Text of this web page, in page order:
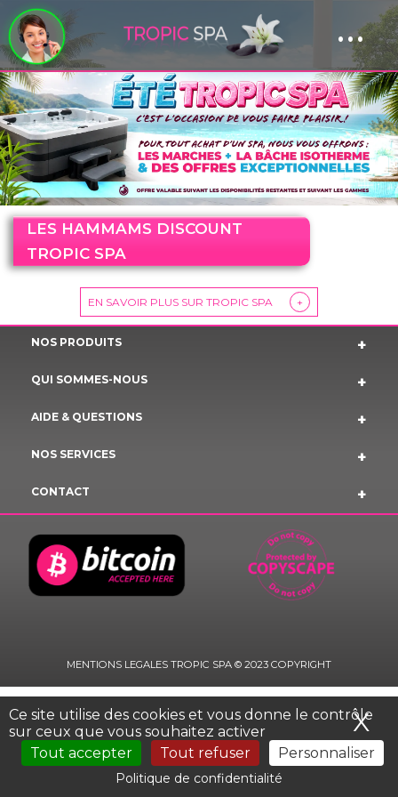
Panneau de gestion des cookies
Ce site utilise des cookies et vous donne le contrôle
sur ceux que vous souhaitez activer
Tout accepter
Tout refuser Personnaliser
Politique de confidentialité
X
...
LES HAMMAMS DISCOUNT
TROPIC SPA
EN SAVOIR PLUS SUR TROPIC SPA +
NOS PRODUITS
QUI SOMMES-NOUS
AIDE & QUESTIONS
NOS SERVICES
CONTACT
MENTIONS LEGALES TROPIC SPA © 2023 COPYRIGHT